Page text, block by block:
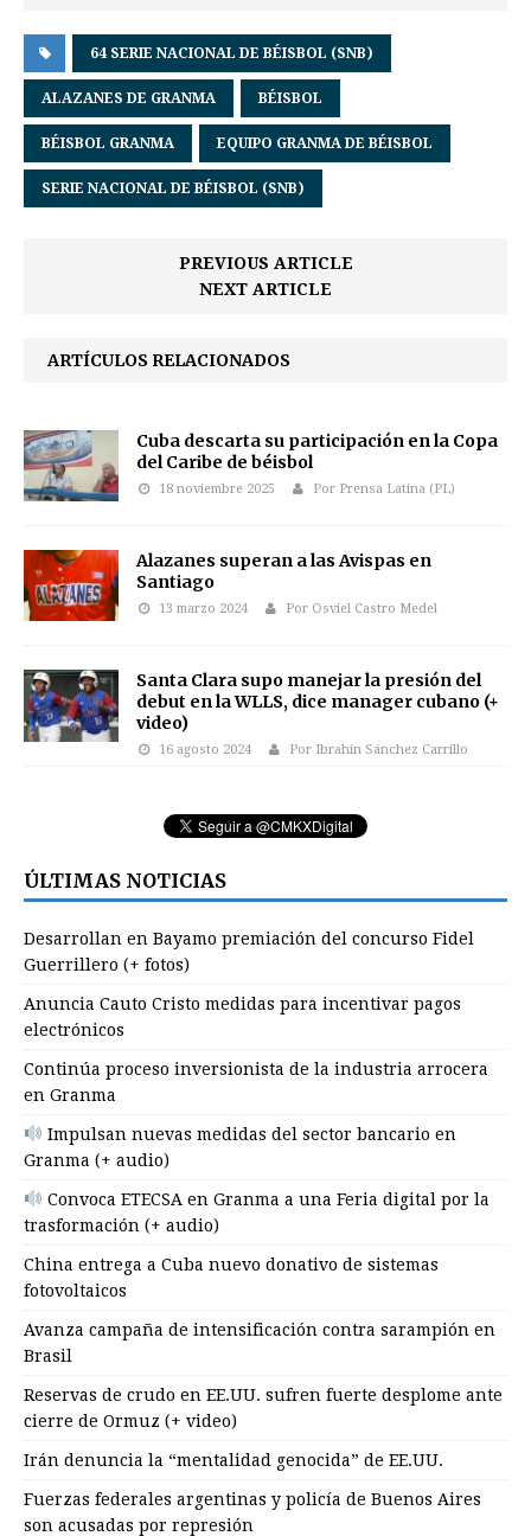
64 SERIE NACIONAL DE BÉISBOL (SNB)
ALAZANES DE GRANMA BÉISBOL
BÉISBOL GRANMA EQUIPO GRANMA DE BÉISBOL
SERIE NACIONAL DE BÉISBOL (SNB)
PREVIOUS ARTICLE
NEXT ARTICLE
ARTÍCULOS RELACIONADOS
Cuba descarta su participación en la Copa
del Caribe de béisbol
18 noviembre 2025 Por Prensa Latina (PL)
Alazanes superan a las Avispas en
Santiago
13 marzo 2024 Por Osviel Castro Medel
Santa Clara supo manejar la presión del
debut en la WLLS, dice manager cubano (+
video)
16 agosto 2024 Por Ibrahín Sánchez Carrillo
ÚLTIMAS NOTICIAS
Desarrollan en Bayamo premiación del concurso Fidel
Guerrillero (+ fotos)
Anuncia Cauto Cristo medidas para incentivar pagos
electrónicos
Continúa proceso inversionista de la industria arrocera
en Granma
Impulsan nuevas medidas del sector bancario en
Granma (+ audio)
Convoca ETECSA en Granma a una Feria digital por la
trasformación (+ audio)
China entrega a Cuba nuevo donativo de sistemas
fotovoltaicos
Avanza campaña de intensificación contra sarampión en
Brasil
Reservas de crudo en EE.UU. sufren fuerte desplome ante
cierre de Ormuz (+ video)
Irán denuncia la “mentalidad genocida” de EE.UU.
Fuerzas federales argentinas y policía de Buenos Aires
son acusadas por represión